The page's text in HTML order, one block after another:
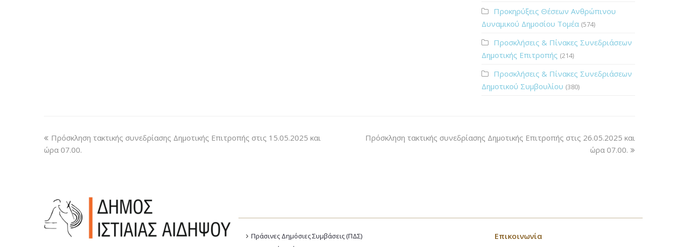
Προκηρύξεις Θέσεων Ανθρώπινου
Δυναμικού Δημοσίου Τομέα (574)
Προσκλήσεις & Πίνακες Συνεδριάσεων
Δημοτικής Επιτροπής (214)
Προσκλήσεις & Πίνακες Συνεδριάσεων
Δημοτικού Συμβουλίου (380)
Πρόσκληση τακτικής συνεδρίασης Δημοτικής Επιτροπής στις 15.05.2025 και
ώρα 07.00.
Πρόσκληση τακτικής συνεδρίασης Δημοτικής Επιτροπής στις 26.05.2025 και
ώρα 07.00.
Πράσινες Δημόσιες Συμβάσεις (ΠΔΣ)
Επικοινωνία